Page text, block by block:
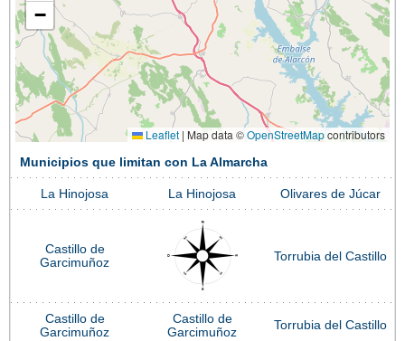
−
Leaflet | Map data ©OpenStreetMapcontributors
Municipios que limitan con La Almarcha
La Hinojosa La Hinojosa Olivares de Júcar
Castillo de
Garcimuñoz
Torrubia del Castillo
Castillo de
Garcimuñoz
Castillo de
Garcimuñoz
Torrubia del Castillo